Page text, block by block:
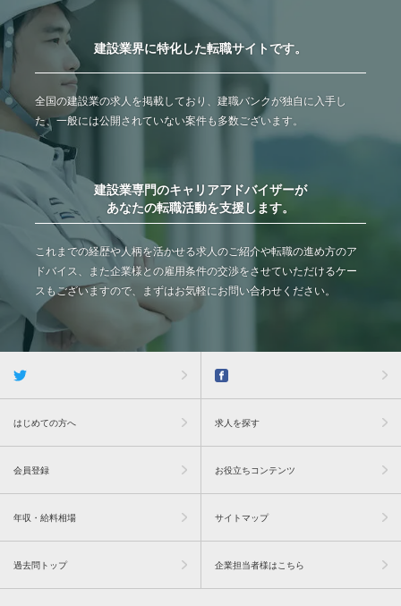
建設業界に特化した転職サイトです。
全国の建設業の求人を掲載しており、建職バンクが独自に入手し
た、一般には公開されていない案件も多数ございます。
建設業専門のキャリアアドバイザーが
あなたの転職活動を支援します。
これまでの経歴や人柄を活かせる求人のご紹介や転職の進め方のア
ドバイス、また企業様との雇用条件の交渉をさせていただけるケー
スもございますので、まずはお気軽にお問い合わせください。
はじめての方へ 求人を探す
会員登録 お役立ちコンテンツ
年収・給料相場 サイトマップ
過去問トップ 企業担当者様はこちら